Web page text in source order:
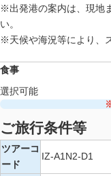
※出発港の案内は、現地
い。
※天候や海況等により、
食事
選択可能
ご旅行条件等
ツアーコ
ード
IZ-A1N2-D1